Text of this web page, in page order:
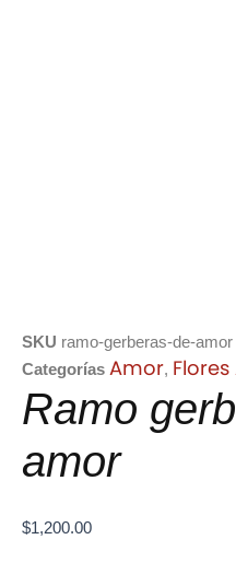
SKU ramo-gerberas-de-amor
Categorías Amor,
Ramo
amor
$1,200.00